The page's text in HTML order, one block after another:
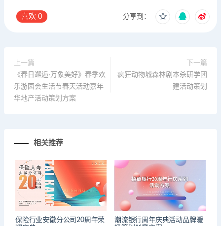
喜欢 0 分享到：
上一篇
《春日邂逅·万象美好》春季欢
乐游园会生活节春天活动嘉年
华地产活动策划方案
下一篇
疯狂动物城森林剧本杀研学团
建活动策划
相关推荐
保险行业安徽分公司20周年荣
潮流银行周年庆典活动品牌暖